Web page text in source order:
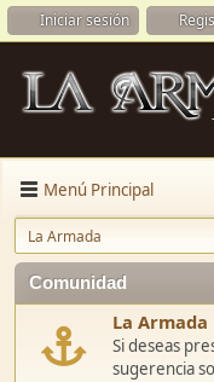
Iniciar sesión
Menú Principal
La Armada
Comunidad
La Armada
Si deseas
sugerencia